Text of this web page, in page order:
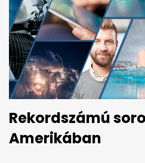
Rekordszámú
Amerikában